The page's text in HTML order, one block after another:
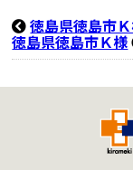
徳島県徳島市
徳島県徳島市Ｋ様